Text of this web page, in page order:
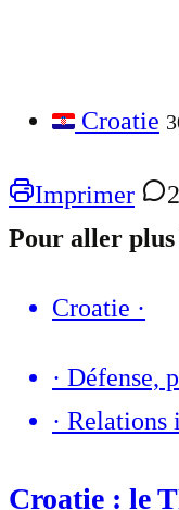
Croatie
Imprimer
Pour aller
Croatie ·
· Défense,
· Relations
Croatie : le